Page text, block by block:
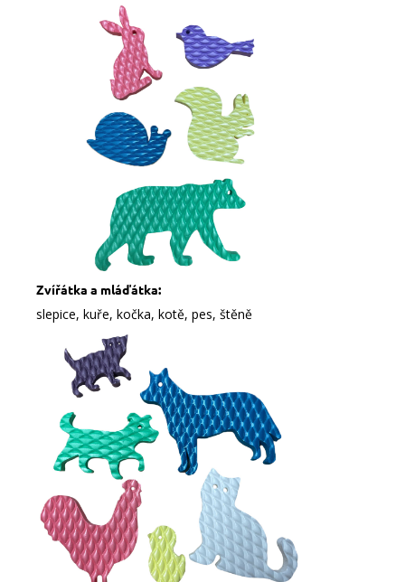
Zvířátka a mláďátka:
slepice, kuře, kočka, kotě, pes, štěně